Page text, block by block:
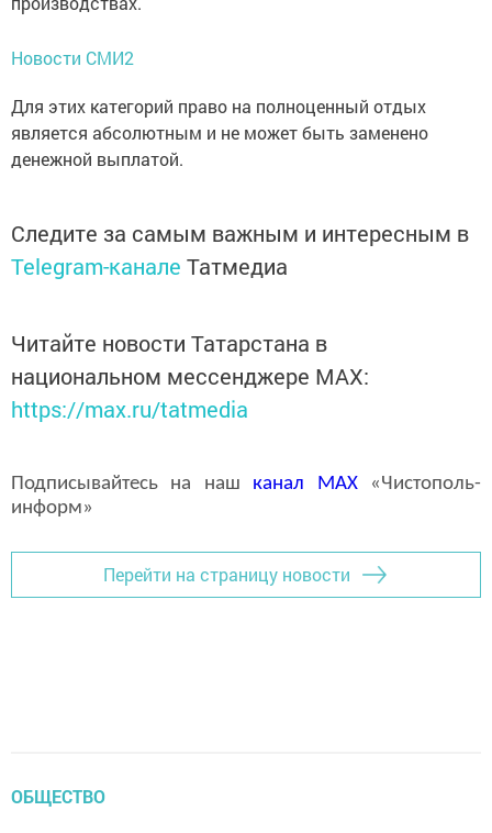
Новости СМИ2
Для этих категорий право на полноценный отдых
является абсолютным и не может быть заменено
денежной выплатой.
Следите за самым важным и интересным в
Telegram-канале Татмедиа
Читайте новости Татарстана в
национальном мессенджере MАХ:
https://max.ru/tatmedia
Подписывайтесь на наш канал MAX«Чистополь-
информ»
Перейти на страницу новости
ОБЩЕСТВО